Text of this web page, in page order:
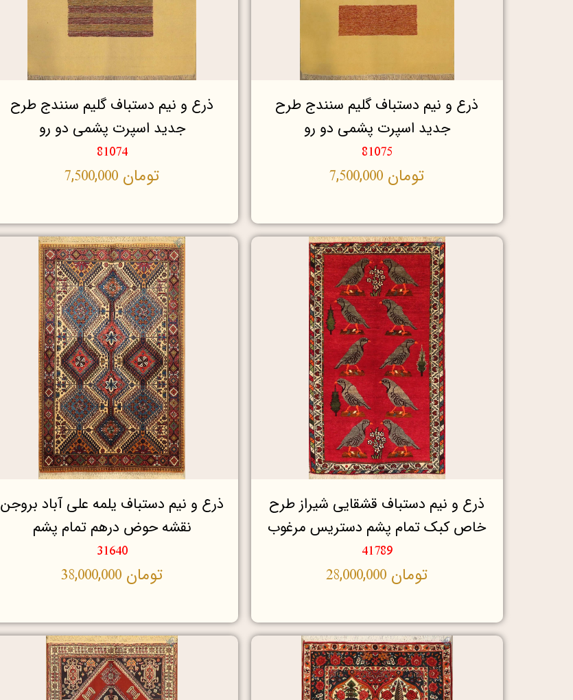
ذرع و نیم دستباف گلیم سنندج طرح
جدید اسپرت پشمی دو رو
81075
تومان
ذرع و نیم دستباف گلیم سنندج طرح
جدید اسپرت پشمی دو رو
81074
تومان
ذرع و نیم دستباف قشقایی شیراز طرح
خاص کبک تمام پشم دستریس مرغوب
41789
تومان
ذرع و نیم دستباف یلمه علی آباد بروجن
نقشه حوض درهم تمام پشم
31640
تومان